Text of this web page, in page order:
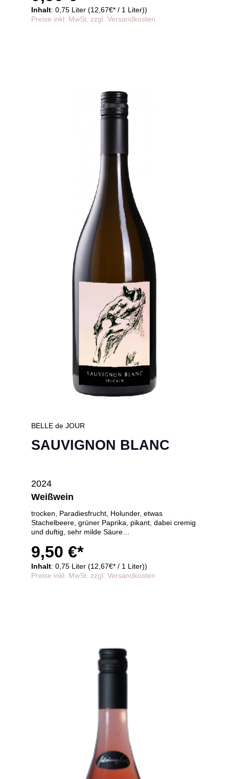
Inhalt: 0,75 Liter (12,67€* / 1 Liter))
Preise inkl. MwSt. zzgl. Versandkosten
BELLE de JOUR
SAUVIGNON BLANC
2024
Weißwein
trocken, Paradiesfrucht, Holunder, etwas
Stachelbeere, grüner Paprika, pikant, dabei cremig
und duftig, sehr milde Säure
9,50 €*
Inhalt: 0,75 Liter (12,67€* / 1 Liter))
Preise inkl. MwSt. zzgl. Versandkosten